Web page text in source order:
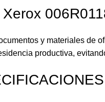
Xerox
y materiales de
productiva,